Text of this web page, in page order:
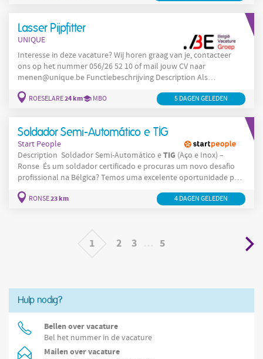
Lasser Pijpfitter
UNIQUE
Interesse in deze vacature? Wij horen graag van je, contacteer
ons op het nummer 056/26 52 10 of mail jouw CV naar
menen@unique.be Functiebeschrijving Description Als
lasser
van allerhande onderdelen en (pijp)leidingen volgens
constructies en leidingen. U houdt daarbij rekening met de
ROESELARE24 km MBO 5 DAGEN GELEDEN
Soldador Semi-Automático e TIG
Start People
Description ‍ Soldador Semi-Automático eTIG (Aço e Inox) –
Ronse ‍ És um soldador certificado e procuras um novo desafio
profissional na Bélgica? Temos uma excelente oportunidade para
em soldadura semi-automática e
para trabalhar com aço e
RONSE23 km 4 DAGEN GELEDEN
1 2 3 5
Hulp nodig?
Bellen over vacature
Bel het nummer in de vacature
Mailen over vacature